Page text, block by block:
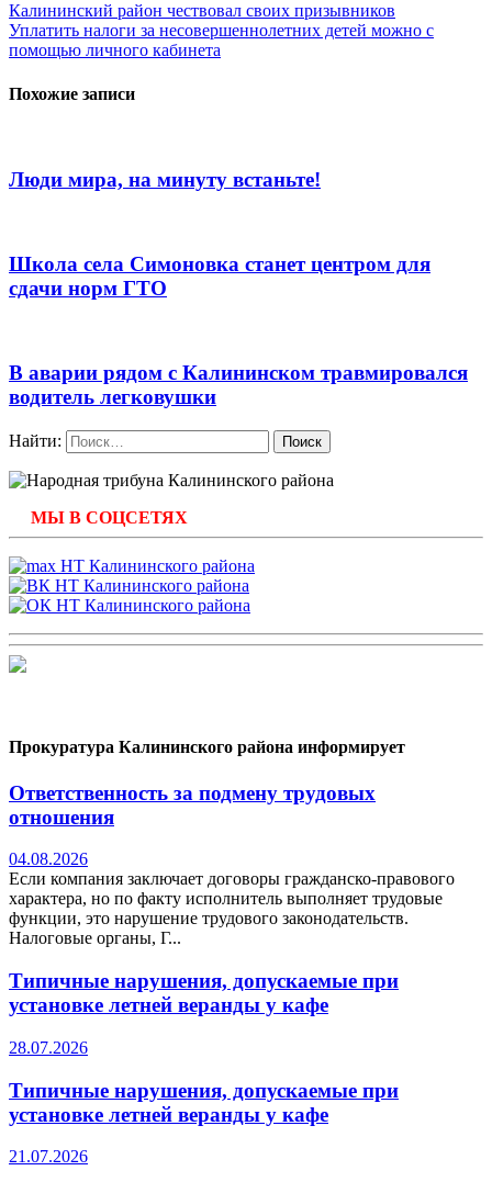
Калининский район чествовал своих призывников
Уплатить налоги за несовершеннолетних детей можно с
помощью личного кабинета
Похожие записи
Люди мира, на минуту встаньте!
Школа села Симоновка станет центром для
сдачи норм ГТО
В аварии рядом с Калининском травмировался
водитель легковушки
Найти:
МЫ В СОЦСЕТЯХ
Прокуратура Калининского района информирует
Ответственность за подмену трудовых
отношения
04.08.2026
Если компания заключает договоры гражданско-правового
характера, но по факту исполнитель выполняет трудовые
функции, это нарушение трудового законодательств.
Налоговые органы, Г...
Типичные нарушения, допускаемые при
установке летней веранды у кафе
28.07.2026
Типичные нарушения, допускаемые при
установке летней веранды у кафе
21.07.2026